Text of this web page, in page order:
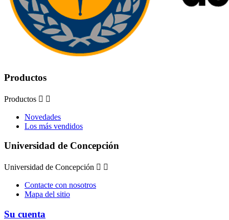
Productos
Productos  
Novedades
Los más vendidos
Universidad de Concepción
Universidad de Concepción  
Contacte con nosotros
Mapa del sitio
Su cuenta